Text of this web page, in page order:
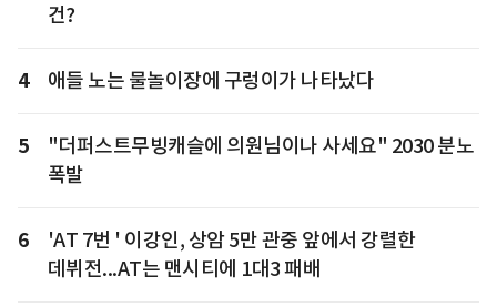
건?
4 애들 노는 물놀이장에 구렁이가 나타났다
5
"더퍼스트무빙캐슬에 의원님이나 사세요" 2030 분노
폭발
6
'AT 7번 ' 이강인, 상암 5만 관중 앞에서 강렬한
데뷔전...AT는 맨시티에 1대3 패배